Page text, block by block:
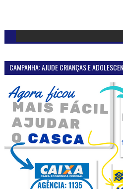
CAMPANHA: AJUDE CRIANÇAS E